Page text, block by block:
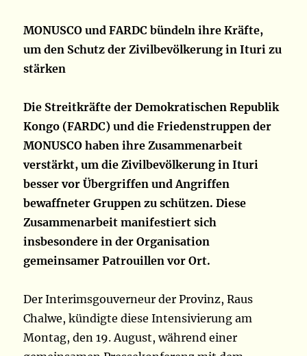
MONUSCO und FARDC bündeln ihre Kräfte,
um den Schutz der Zivilbevölkerung in Ituri zu
stärken
Die Streitkräfte der Demokratischen Republik
Kongo (FARDC) und die Friedenstruppen der
MONUSCO haben ihre Zusammenarbeit
verstärkt, um die Zivilbevölkerung in Ituri
besser vor Übergriffen und Angriffen
bewaffneter Gruppen zu schützen. Diese
Zusammenarbeit manifestiert sich
insbesondere in der Organisation
gemeinsamer Patrouillen vor Ort.
Der Interimsgouverneur der Provinz, Raus
Chalwe, kündigte diese Intensivierung am
Montag, den 19. August, während einer